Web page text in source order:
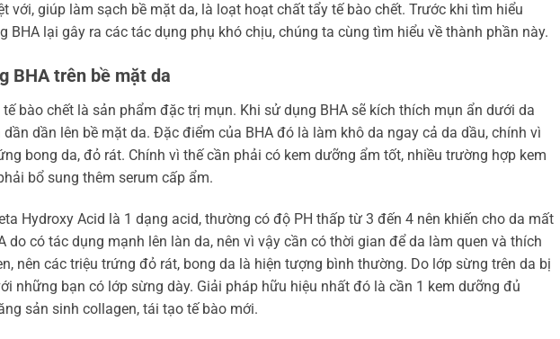
với, giúp làm sạch bề mặt da, là loạt hoạt chất tẩy tế bào chết. Trước khi tìm hiểu
BHA lại gây ra các tác dụng phụ khó chịu, chúng ta cùng tìm hiểu về thành phần này.
BHA trên bề mặt da
tế bào chết là sản phẩm đặc trị mụn. Khi sử dụng BHA sẽ kích thích mụn ẩn dưới da
dần lên bề mặt da. Đặc điểm của BHA đó là làm khô da ngay cả da dầu, chính vì
bong da, đỏ rát. Chính vì thế cần phải có kem dưỡng ẩm tốt, nhiều trường hợp kem
bổ sung thêm serum cấp ẩm.
Hydroxy Acid là 1 dạng acid, thường có độ PH thấp từ 3 đến 4 nên khiến cho da mất
do có tác dụng mạnh lên làn da, nên vì vậy cần có thời gian để da làm quen và thích
nên các triệu trứng đỏ rát, bong da là hiện tượng bình thường. Do lớp sừng trên da bị
những bạn có lớp sừng dày. Giải pháp hữu hiệu nhất đó là cần 1 kem dưỡng đủ
sản sinh collagen, tái tạo tế bào mới.